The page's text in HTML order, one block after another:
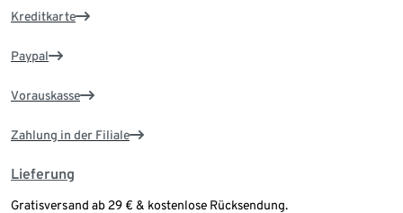
Kreditkarte
Paypal
Vorauskasse
Zahlung in der Filiale
Lieferung
Gratisversand ab 29 € & kostenlose Rücksendung.